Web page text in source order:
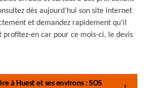
dès aujourd’hui son site internet
et demandez rapidement qu’il
profitez-en car pour ce mois-ci, le devis
à Huest et ses environs : SOS